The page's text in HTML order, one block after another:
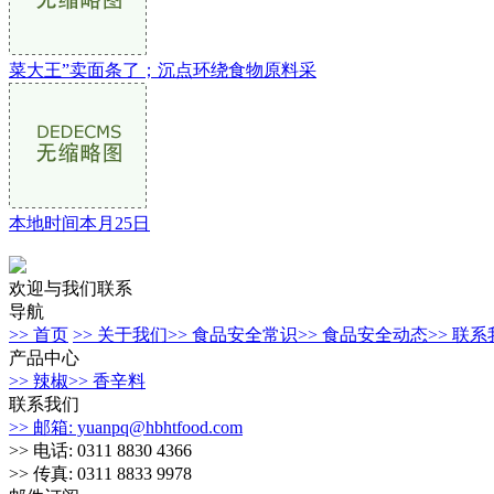
菜大王”卖面条了；沉点环绕食物原料采
本地时间本月25日
欢迎与我们联系
导航
>> 首页 >> 关于我们>> 食品安全常识>> 食品安全动态>> 联系
产品中心
>> 辣椒>> 香辛料
联系我们
>> 邮箱: yuanpq@hbhtfood.com
>> 电话: 0311 8830 4366
>> 传真: 0311 8833 9978